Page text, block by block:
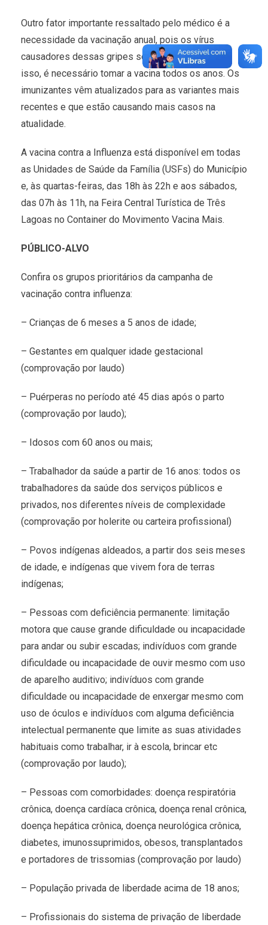
Outro fator importante ressaltado pelo médico é a
necessidade da vacinação anual, pois os vírus
causadores dessas gripes sofrem mutações, por
isso, é necessário tomar a vacina todos os anos. Os
imunizantes vêm atualizados para as variantes mais
recentes e que estão causando mais casos na
atualidade.
A vacina contra a Influenza está disponível em todas
as Unidades de Saúde da Família (USFs) do Município
e, às quartas-feiras, das 18h às 22h e aos sábados,
das 07h às 11h, na Feira Central Turística de Três
Lagoas no Container do Movimento Vacina Mais.
PÚBLICO-ALVO
Confira os grupos prioritários da campanha de
vacinação contra influenza:
– Crianças de 6 meses a 5 anos de idade;
– Gestantes em qualquer idade gestacional
(comprovação por laudo)
– Puérperas no período até 45 dias após o parto
(comprovação por laudo);
– Idosos com 60 anos ou mais;
– Trabalhador da saúde a partir de 16 anos: todos os
trabalhadores da saúde dos serviços públicos e
privados, nos diferentes níveis de complexidade
(comprovação por holerite ou carteira profissional)
– Povos indígenas aldeados, a partir dos seis meses
de idade, e indígenas que vivem fora de terras
indígenas;
– Pessoas com deficiência permanente: limitação
motora que cause grande dificuldade ou incapacidade
para andar ou subir escadas; indivíduos com grande
dificuldade ou incapacidade de ouvir mesmo com uso
de aparelho auditivo; indivíduos com grande
dificuldade ou incapacidade de enxergar mesmo com
uso de óculos e indivíduos com alguma deficiência
intelectual permanente que limite as suas atividades
habituais como trabalhar, ir à escola, brincar etc
(comprovação por laudo);
– Pessoas com comorbidades: doença respiratória
crônica, doença cardíaca crônica, doença renal crônica,
doença hepática crônica, doença neurológica crônica,
diabetes, imunossuprimidos, obesos, transplantados
e portadores de trissomias (comprovação por laudo)
– População privada de liberdade acima de 18 anos;
– Profissionais do sistema de privação de liberdade